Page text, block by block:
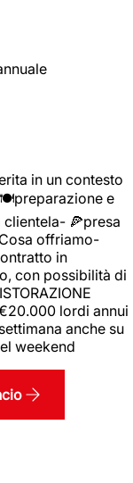
in un contesto
e
🍕presa
offriamo-
in
con possibilità di
lordi annui
anche su
weekend